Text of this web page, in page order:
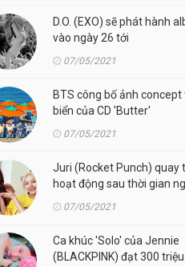
D.O. (EXO) sẽ phát hành
vào ngày 26 tới
07/05/2021
BTS công bố ảnh concept
biển của CD 'Butter'
07/05/2021
Juri (Rocket Punch) quay
hoạt động sau thời gian
07/05/2021
Ca khúc 'Solo' của Jennie
(BLACKPINK) đạt 300